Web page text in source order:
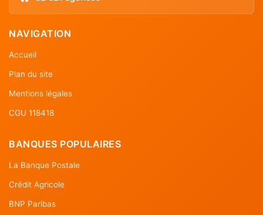
NAVIGATION
Accueil
Plan du site
Mentions légales
CGU 118418
BANQUES POPULAIRES
La Banque Postale
Crédit Agricole
BNP Paribas